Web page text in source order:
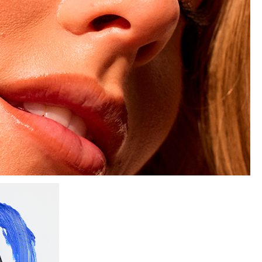
ERSTELLEN